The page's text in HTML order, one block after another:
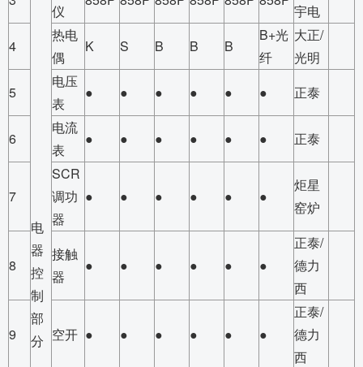
电
器
控
制
部
分
仪
宇电
4
热电
偶
K S B B B
B+光
纤
大正/
光明
5
电压
表
● ● ● ● ● ● 正泰
6
电流
表
● ● ● ● ● ● 正泰
7
SCR
调功
器
● ● ● ● ● ●
炬星
窑炉
8
接触
器
● ● ● ● ● ●
正泰/
德力
西
9 空开 ● ● ● ● ● ●
正泰/
德力
西